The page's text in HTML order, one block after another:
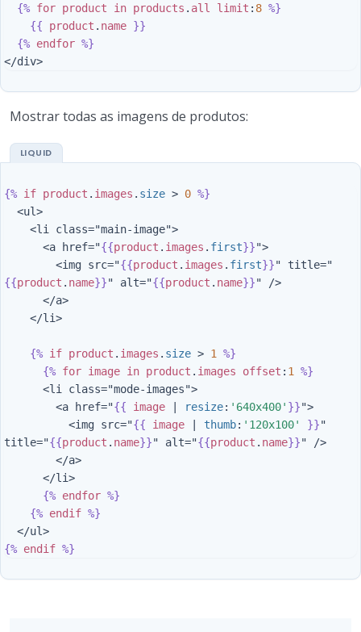
{% for product in products . all limit : 8 %}
{{
product . name }}
{% endfor %}
Mostrar todas as imagens de produtos:
{% if product . images . size > 0 %}
      <a href="
{{product . images . first}}">
        <img src="
{{product . images . first}}" title="
{{product . name}}" alt="{{product . name}}" />
{% if product . images . size > 1
%}
{% for image in product . images offset : 1
%}
        <a href="
{{ image resize: '640x400' }}">
          <img src="
{{ image thumb: '120x100' }}"
title="{{product . name}}" alt="{{product . name}}" />
{% endfor %}
{% endif %}
{% endif %}